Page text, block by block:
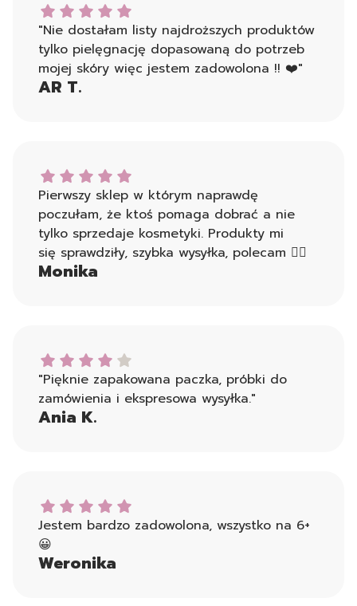
AR T. dał ocenę: 5
"Nie dostałam listy najdroższych produktów
tylko pielęgnację dopasowaną do potrzeb
mojej skóry więc jestem zadowolona !! ❤️"
AR T.
Monika dał ocenę: 5
Pierwszy sklep w którym naprawdę
poczułam, że ktoś pomaga dobrać a nie
tylko sprzedaje kosmetyki. Produkty mi
się sprawdziły, szybka wysyłka, polecam 👍🏻
Monika
Ania K. dał ocenę: 4
"Pięknie zapakowana paczka, próbki do
zamówienia i ekspresowa wysyłka."
Ania K.
Weronika dał ocenę: 5
Jestem bardzo zadowolona, wszystko na 6+
😀
Weronika